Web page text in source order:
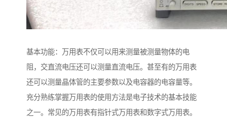
基本功能：万用表不仅可以用来测量被测量物体的电
阻，交直流电压还可以测量直流电压。甚至有的万用表
还可以测量晶体管的主要参数以及电容器的电容量等。
充分熟练掌握万用表的使用方法是电子技术的基本技能
之一。常见的万用表有指针式万用表和数字式万用表。